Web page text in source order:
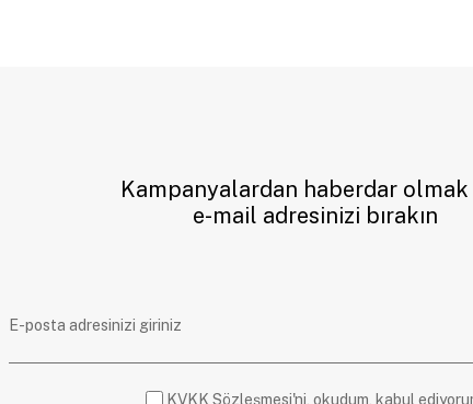
Kampanyalardan haberdar olmak
e-mail adresinizi bırakın
KVKK Sözleşmesi'ni, okudum, kabul